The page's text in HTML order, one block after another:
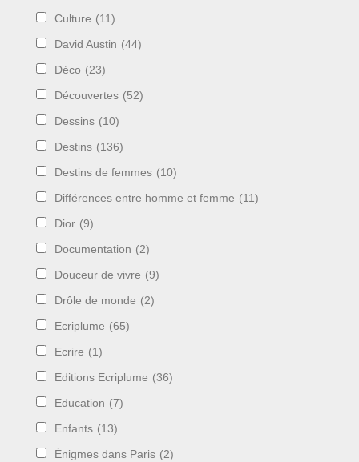
Culture (11)
David Austin (44)
Déco (23)
Découvertes (52)
Dessins (10)
Destins (136)
Destins de femmes (10)
Différences entre homme et femme (11)
Dior (9)
Documentation (2)
Douceur de vivre (9)
Drôle de monde (2)
Ecriplume (65)
Ecrire (1)
Editions Ecriplume (36)
Education (7)
Enfants (13)
Énigmes dans Paris (2)